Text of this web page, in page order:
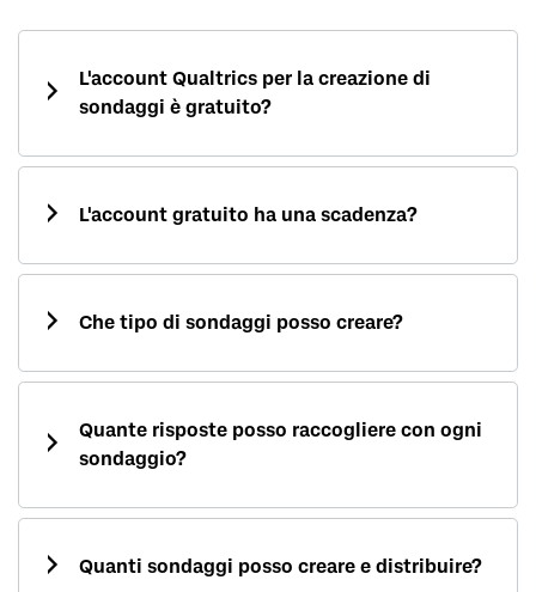
L'account Qualtrics per la creazione di
sondaggi è gratuito?
L'account gratuito ha una scadenza?
Che tipo di sondaggi posso creare?
Quante risposte posso raccogliere con ogni
sondaggio?
Quanti sondaggi posso creare e distribuire?